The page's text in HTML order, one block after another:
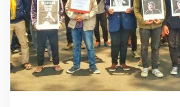
k
u
k
a
n
A
k
s
D